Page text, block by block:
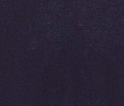
collegehousut
shortsit